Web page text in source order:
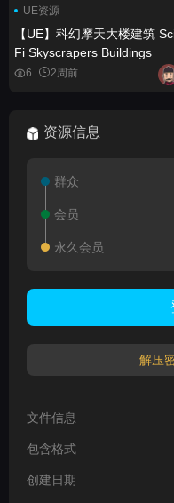
UE资源
【UE】科幻摩天大楼建筑 Sci-
Fi Skyscrapers Buildings
6 2周前
资源信息
群众
会员
永久会员
解压
文件信息
包含格式
创建日期